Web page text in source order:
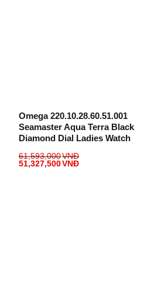
Omega 220.10.28.60.51.001
Seamaster Aqua Terra Black
Diamond Dial Ladies Watch
61,593,000VNĐ
51,327,500VNĐ